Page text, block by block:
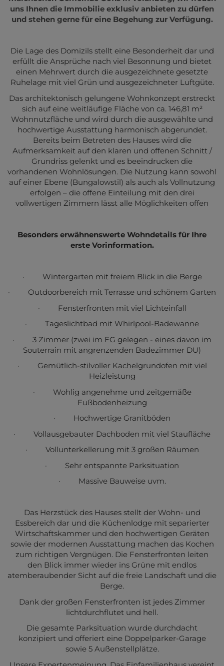
uns Ihnen die Immobilie exklusiv anbieten zu dürfen
und stehen gerne für eine Begehung zur Verfügung.
Die Lage des Domizils stellt eine Besonderheit dar und
erfüllt die Ansprüche nach viel Besonnung und bietet
einen Mehrwert durch die ausgezeichnete gesetzte
Ruhelage mit viel Grün und ausgezeichneter Luftgüte.
Das architektonisch gelungene Wohnkonzept erstreckt
sich auf eine weitläufige Fläche von ca. 146,81 m²
Wohnnutzfläche und wird durch die ausgewählte und
hochwertige Ausstattung harmonisch abgerundet.
Bereits beim Betreten des Hauses wird die
Aufmerksamkeit auf den klaren und offenen Schnitt /
Grundriss gelenkt und es beeindrucken die
vorhandenen Wohnlösungen. Die Nutzung kann sowohl
auf einer Ebene (Bungalowstil) als auch als Vollnutzung
erfolgen – die offene Einteilung mit den drei
vollwertigen Zimmern lässt alle Möglichkeiten offen
Besonders erwähnenswerte Wohndetails für Ihre
erste Vorinformation.
·
Wintergarten mit freiem Blick in die Berge
·
Outdoorbereich mit Terrasse und schönem Garten
·
Fensterfronten mit viel Lichteinfall
·
Tageslichtbad mit Whirlpool-Badewanne
·
3 Zimmer (zwei im EG gelegen - eines davon im
Souterrain mit angrenzenden Badezimmer DU)
·
Gemütlich-stilvoller Kachelgrundofen mit viel
Heizleistung
·
Wohlig angenehme und zeitgemäße
Fußbodenheizung
·
Hochwertige Granitböden
·
Vollausgebauter Dachboden mit viel Staufläche
·
Vollunterkellerung mit 3 großen Räumen
·
Sehr entspannte Parksituation
·
Massive Bauweise uvm.
Das Herzstück des Hauses stellt der Wohn- und
Essbereich dar und die Küchenlodge mit separierter
Wirtschaftskammer und den hochwertigen Geräten
sowie der modernen Ausstattung machen das Kochen
zum richtigen Vergnügen. Die Fensterfronten leiten
den Blick immer wieder ins Grüne mit endlos
atemberaubender Sicht auf die freie Landschaft und die
Berge.
Dank der großen Fensterfronten ist jedes Zimmer
lichtdurchflutet und hell.
Die gesamte Parksituation wurde durchdacht
konzipiert und offeriert eine Doppelparker-Garage
sowie 5 Außenstellplätze.